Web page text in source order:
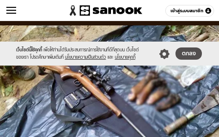
เข้าสู่ระบบสมาชิก
ข่าว หมวดอื่นๆ
เว็บไซต์นี้ใช้คุกกี้ เพื่อให้ท่านได้รับประสบการณ์การใช้งานที่ดีที่สุดบน เว็บไซต์
ของเรา โปรดศึกษาเพิ่มเติมที่ นโยบายความเป็นส่วนตัว และ นโยบายคุกกี้
ตกลง
Sanook
//s.isanook.com/sr/0/images/logo-
new-
sanook.png
600
60
//s.isanook.com/ns/0/ud/1507/7535634/news12.jpg